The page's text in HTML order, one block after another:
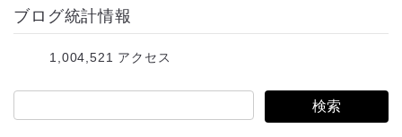
ド
ブログ統計情報
1,004,521 アクセス